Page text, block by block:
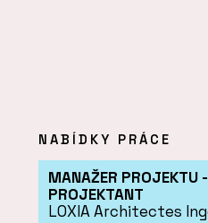
NABÍDKY PRÁCE
MANAŽER PROJEKTU
PROJEKTANT
LOXIA Architectes